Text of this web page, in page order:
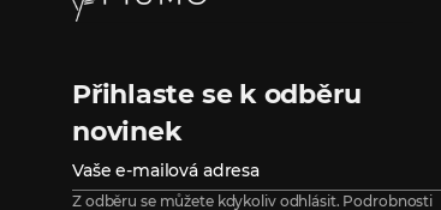
Přihlaste se k odběru
novinek
Z odběru se můžete kdykoliv odhlásit. Podrobnosti